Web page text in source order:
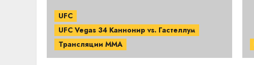
UFC
UFC Vegas 34 Каннонир vs. Гастеллум
Трансляции MMA